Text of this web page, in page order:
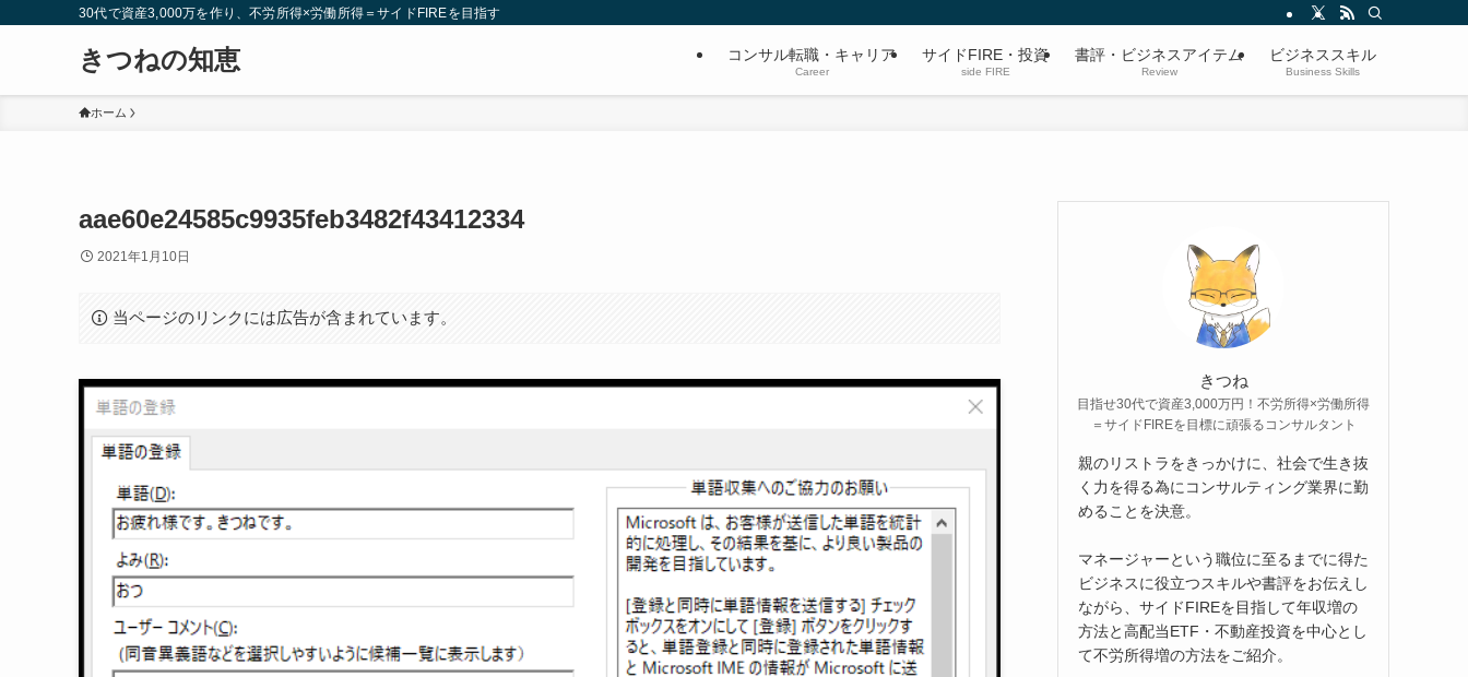
30代で資産3,000万を作り、不労所得×労働所得＝サイドFIREを目指す
きつねの知恵 コンサル転職・キャリア
Career
サイドFIRE・投資
side FIRE
書評・ビジネスアイテム
Review
ビジネススキル
Business Skills
ホーム
aae60e24585c9935feb3482f43412334
2021年1月10日
当ページのリンクには広告が含まれています。
きつね
目指せ30代で資産3,000万円！不労所得×労働所得
＝サイドFIREを目標に頑張るコンサルタント
親のリストラをきっかけに、社会で生き抜
く力を得る為にコンサルティング業界に勤
めることを決意。
マネージャーという職位に至るまでに得た
ビジネスに役立つスキルや書評をお伝えし
ながら、サイドFIREを目指して年収増の
方法と高配当ETF・不動産投資を中心とし
て不労所得増の方法をご紹介。